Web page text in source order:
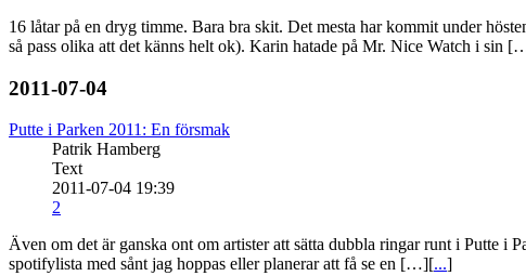
16 låtar på en dryg timme. Bara bra skit. Det mesta har kommit under
så pass olika att det känns helt ok). Karin hatade på Mr. Nice Watch i sin
2011-07-04
Putte i Parken 2011: En försmak
Patrik Hamberg
Text
2011-07-04 19:39
2
Även om det är ganska ont om artister att sätta dubbla ringar runt i Putte i
spotifylista med sånt jag hoppas eller planerar att få se en […][...]